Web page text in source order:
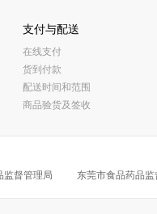
支付与配送
在线支付
货到付款
配送时间和范围
商品验货及签收
监督管理局 东莞市食品药品监